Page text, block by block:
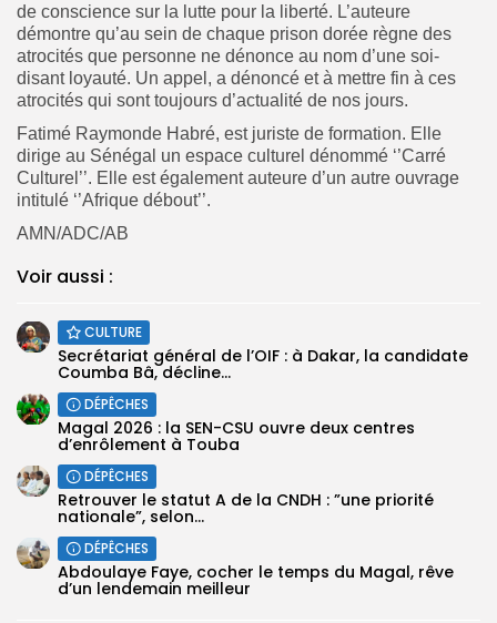
de conscience sur la lutte pour la liberté. L’auteure
démontre qu’au sein de chaque prison dorée règne des
atrocités que personne ne dénonce au nom d’une soi-
disant loyauté. Un appel, a dénoncé et à mettre fin à ces
atrocités qui sont toujours d’actualité de nos jours.
Fatimé Raymonde Habré, est juriste de formation. Elle
dirige au Sénégal un espace culturel dénommé ‘’Carré
Culturel’’. Elle est également auteure d’un autre ouvrage
intitulé ‘’Afrique débout’’.
AMN/ADC/AB
Voir aussi :
CULTURE
Secrétariat général de l’OIF : à Dakar, la candidate
Coumba Bâ, décline...
DÉPÊCHES
Magal 2026 : la SEN-CSU ouvre deux centres
d’enrôlement à Touba
DÉPÊCHES
Retrouver le statut A de la CNDH : ”une priorité
nationale”, selon...
DÉPÊCHES
Abdoulaye Faye, cocher le temps du Magal, rêve
d’un lendemain meilleur